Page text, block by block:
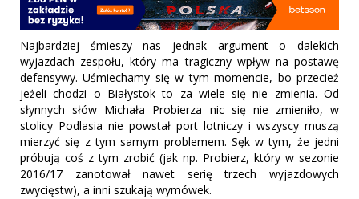
Najbardziej śmieszy nas jednak argument o dalekich
wyjazdach zespołu, który ma tragiczny wpływ na postawę
defensywy. Uśmiechamy się w tym momencie, bo przecież
jeżeli chodzi o Białystok to za wiele się nie zmienia. Od
słynnych słów Michała Probierza nic się nie zmieniło, w
stolicy Podlasia nie powstał port lotniczy i wszyscy muszą
mierzyć się z tym samym problemem. Sęk w tym, że jedni
próbują coś z tym zrobić (jak np. Probierz, który w sezonie
2016/17 zanotował nawet serię trzech wyjazdowych
zwycięstw), a inni szukają wymówek.